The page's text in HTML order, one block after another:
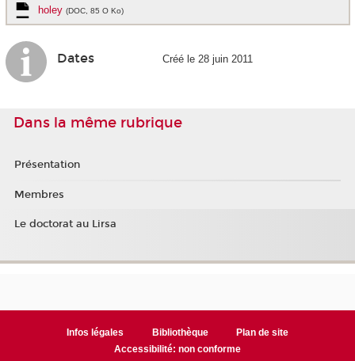
holey (DOC, 85 O Ko)
Dates Créé le 28 juin 2011
Dans la même rubrique
Présentation
Membres
Le doctorat au Lirsa
Infos légales Bibliothèque
Plan de site
Accessibilité: non conforme